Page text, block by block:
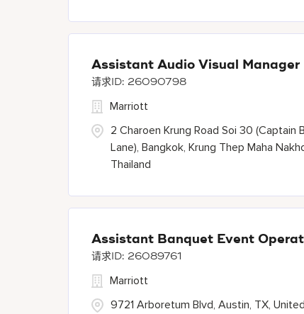
Assistant Audio Visual
26090798
2 Charoen Krung Road Soi 30 (Captain
Lane), Bangkok, Krung Thep Maha
Thailand
Marriott
Assistant Banquet Event
26089761
9721 Arboretum Blvd, Austin, TX, United
Marriott